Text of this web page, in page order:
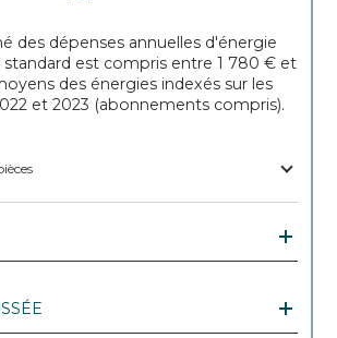
des dépenses annuelles d'énergie
est compris entre 1 780 € et
des énergies indexés sur les
et 2023 (abonnements compris).